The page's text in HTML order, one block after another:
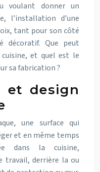
voulant donner un
l’installation d’une
tant pour son côté
décoratif. Que peut
et quel est le
sa fabrication ?
et design
une surface qui
et en même temps
dans la cuisine,
travail, derrière la ou